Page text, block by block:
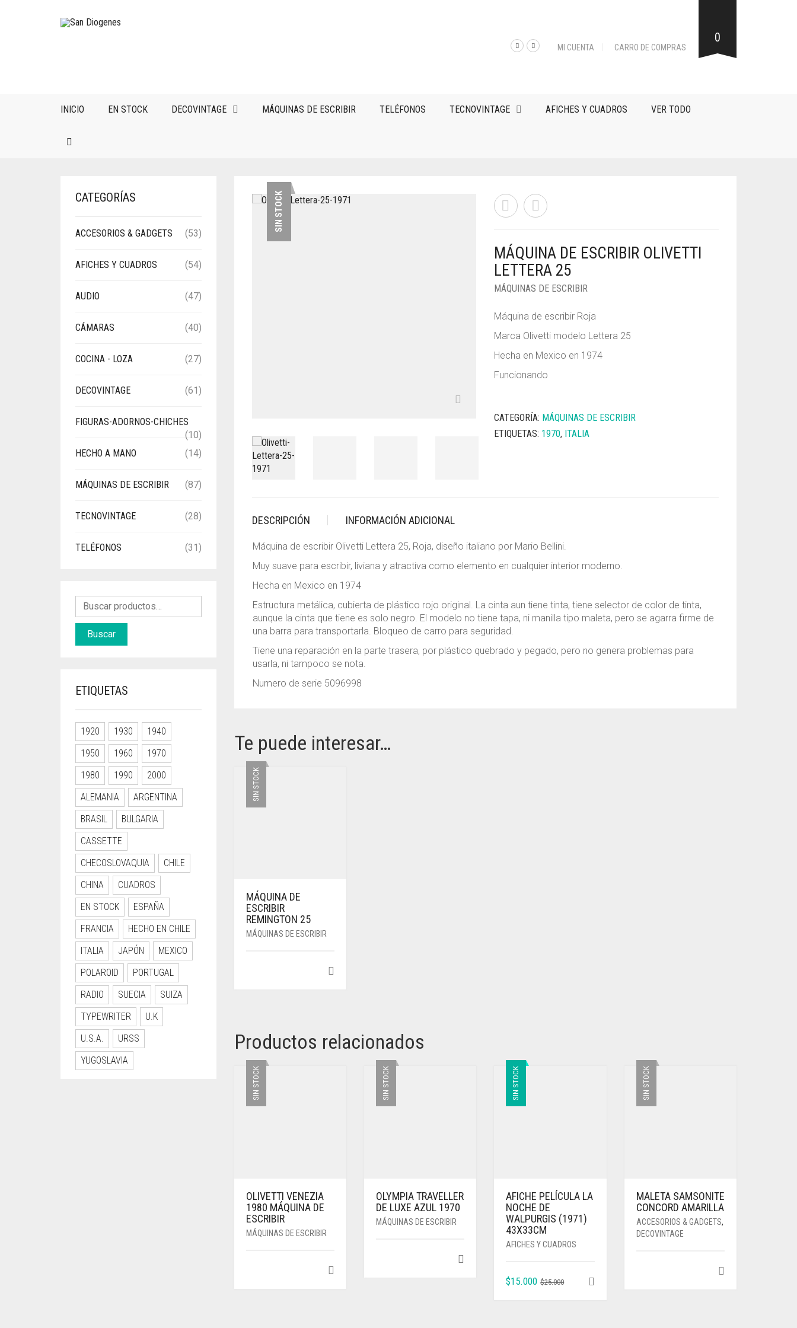
MI CUENTA CARRO DE COMPRAS
0
INICIO EN STOCK DECOVINTAGE MÁQUINAS DE ESCRIBIR TELÉFONOS TECNOVINTAGE AFICHES Y CUADROS VER TODO
SIN STOCK
MÁQUINA DE ESCRIBIR OLIVETTI
LETTERA 25
MÁQUINAS DE ESCRIBIR
Máquina de escribir Roja
Marca Olivetti modelo Lettera 25
Hecha en Mexico en 1974
Funcionando
CATEGORÍA: MÁQUINAS DE ESCRIBIR
ETIQUETAS: 1970, ITALIA
DESCRIPCIÓN INFORMACIÓN ADICIONAL
Máquina de escribir Olivetti Lettera 25, Roja, diseño italiano por Mario Bellini.
Muy suave para escribir, liviana y atractiva como elemento en cualquier interior moderno.
Hecha en Mexico en 1974
Estructura metálica, cubierta de plástico rojo original. La cinta aun tiene tinta, tiene selector de color de tinta,
aunque la cinta que tiene es solo negro. El modelo no tiene tapa, ni manilla tipo maleta, pero se agarra firme de
una barra para transportarla. Bloqueo de carro para seguridad.
Tiene una reparación en la parte trasera, por plástico quebrado y pegado, pero no genera problemas para
usarla, ni tampoco se nota.
Numero de serie 5096998
Te puede interesar…
SIN STOCK
MÁQUINA DE
ESCRIBIR
REMINGTON 25
MÁQUINAS DE ESCRIBIR
Productos relacionados
SIN STOCK
OLIVETTI VENEZIA
1980 MÁQUINA DE
ESCRIBIR
MÁQUINAS DE ESCRIBIR
SIN STOCK
OLYMPIA TRAVELLER
DE LUXE AZUL 1970
MÁQUINAS DE ESCRIBIR
SIN STOCK
AFICHE PELÍCULA LA
NOCHE DE
WALPURGIS (1971)
43X33CM
AFICHES Y CUADROS
$25.000EL
$15.000
EL
SIN STOCK
MALETA SAMSONITE
CONCORD AMARILLA
ACCESORIOS & GADGETS,
DECOVINTAGE
CATEGORÍAS
ACCESORIOS & GADGETS (53)
AFICHES Y CUADROS (54)
AUDIO (47)
CÁMARAS (40)
COCINA - LOZA (27)
DECOVINTAGE (61)
FIGURAS-ADORNOS-CHICHES
(10)
HECHO A MANO
(14)
MÁQUINAS DE ESCRIBIR (87)
TECNOVINTAGE (28)
TELÉFONOS (31)
Buscar
ETIQUETAS
1920 1930
1940
1950
1960
1970
1980
1990
2000
ALEMANIA
ARGENTINA
BRASIL
BULGARIA
CASSETTE
CHECOSLOVAQUIA
CHILE
CHINA
CUADROS
EN STOCK
ESPAÑA
FRANCIA
HECHO EN CHILE
ITALIA
JAPÓN
MEXICO
POLAROID
PORTUGAL
RADIO
SUECIA
SUIZA
TYPEWRITER
U.K
U.S.A.
URSS
YUGOSLAVIA